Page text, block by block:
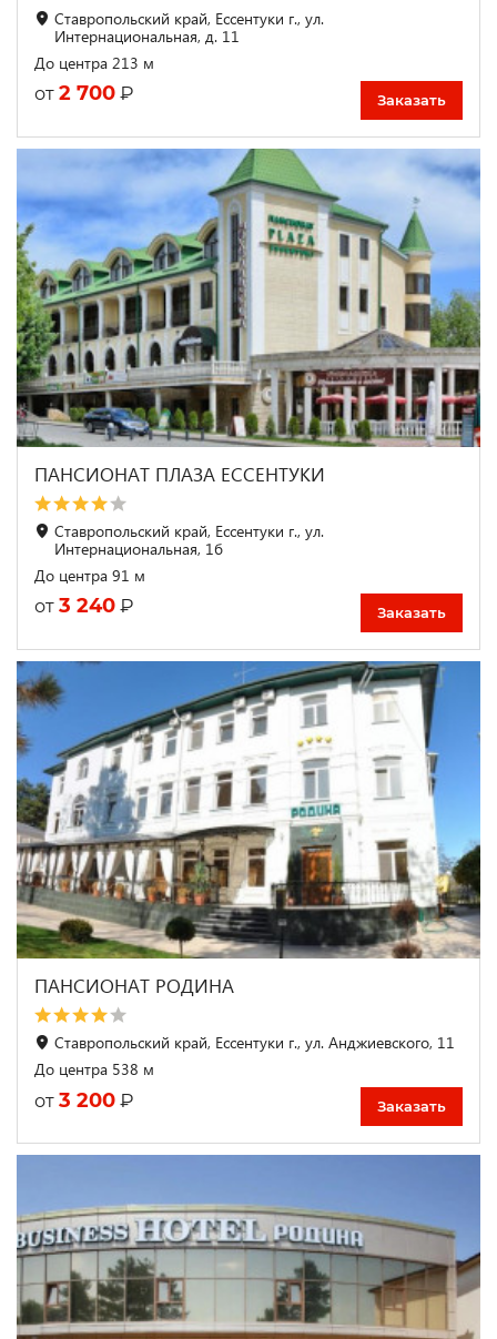
Ставропольский край, Ессентуки г., ул.
Интернациональная, д. 11
До центра 213 м
от 2 700 ₽ Заказать
ПАНСИОНАТ ПЛАЗА ЕССЕНТУКИ
Ставропольский край, Ессентуки г., ул.
Интернациональная, 1б
До центра 91 м
от 3 240 ₽ Заказать
ПАНСИОНАТ РОДИНА
Ставропольский край, Ессентуки г., ул. Анджиевского, 11
До центра 538 м
от 3 200 ₽ Заказать